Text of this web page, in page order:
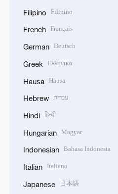
Filipino Filipino
French Français
German Deutsch
Greek Ελληνικά
Hausa Hausa
Hebrew עברית
Hindi हिन्दी
Hungarian Magyar
Indonesian Bahasa Indonesia
Italian Italiano
Japanese 日本語